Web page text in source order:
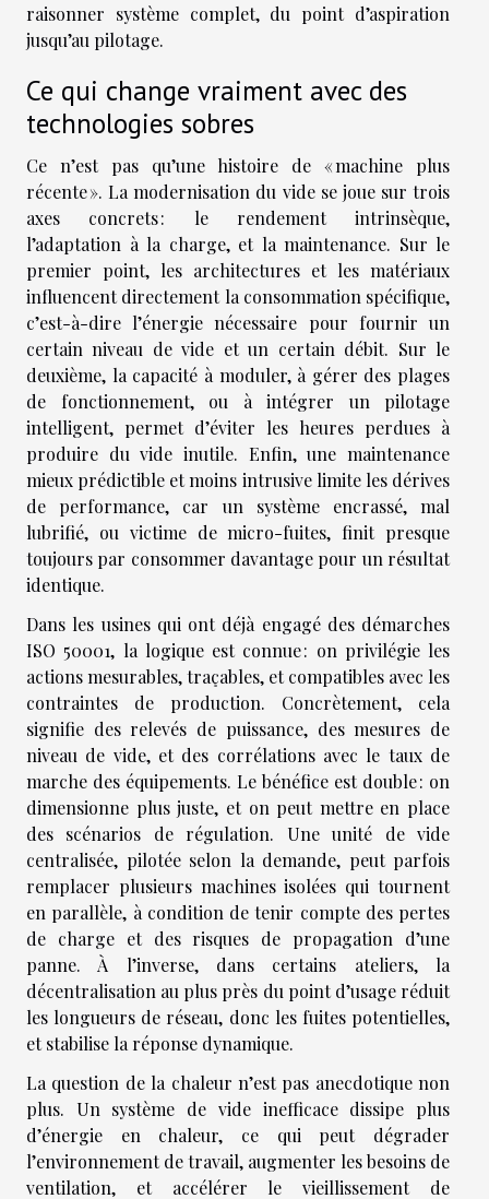
raisonner système complet, du point d’aspiration
jusqu’au pilotage.
Ce qui change vraiment avec des
technologies sobres
Ce n’est pas qu’une histoire de « machine plus
récente ». La modernisation du vide se joue sur trois
axes concrets : le rendement intrinsèque,
l’adaptation à la charge, et la maintenance. Sur le
premier point, les architectures et les matériaux
influencent directement la consommation spécifique,
c’est-à-dire l’énergie nécessaire pour fournir un
certain niveau de vide et un certain débit. Sur le
deuxième, la capacité à moduler, à gérer des plages
de fonctionnement, ou à intégrer un pilotage
intelligent, permet d’éviter les heures perdues à
produire du vide inutile. Enfin, une maintenance
mieux prédictible et moins intrusive limite les dérives
de performance, car un système encrassé, mal
lubrifié, ou victime de micro-fuites, finit presque
toujours par consommer davantage pour un résultat
identique.
Dans les usines qui ont déjà engagé des démarches
ISO 50001, la logique est connue : on privilégie les
actions mesurables, traçables, et compatibles avec les
contraintes de production. Concrètement, cela
signifie des relevés de puissance, des mesures de
niveau de vide, et des corrélations avec le taux de
marche des équipements. Le bénéfice est double : on
dimensionne plus juste, et on peut mettre en place
des scénarios de régulation. Une unité de vide
centralisée, pilotée selon la demande, peut parfois
remplacer plusieurs machines isolées qui tournent
en parallèle, à condition de tenir compte des pertes
de charge et des risques de propagation d’une
panne. À l’inverse, dans certains ateliers, la
décentralisation au plus près du point d’usage réduit
les longueurs de réseau, donc les fuites potentielles,
et stabilise la réponse dynamique.
La question de la chaleur n’est pas anecdotique non
plus. Un système de vide inefficace dissipe plus
d’énergie en chaleur, ce qui peut dégrader
l’environnement de travail, augmenter les besoins de
ventilation, et accélérer le vieillissement de